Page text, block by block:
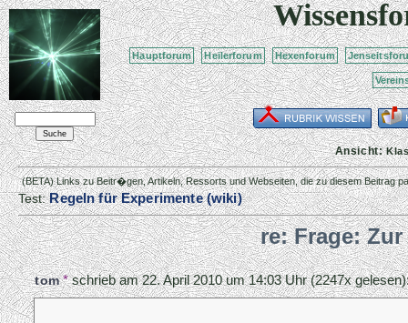
Hauptforum Heilerforum Hexenforum
Ansicht:
(BETA) Links zu Beitr�gen, Artikeln, Ressorts und Webseiten, die zu diesem Beitrag
Test:Regeln für Experimente (wiki)
re: Frage:
tom*schrieb am22. April 2010 um 14:03 Uhr(2247x